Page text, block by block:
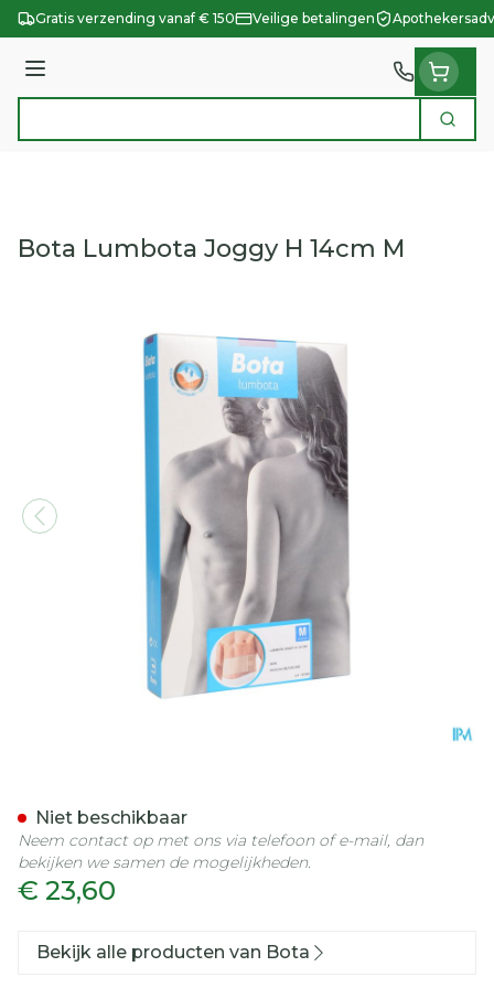
Ga naar de inhoud
Gratis verzending vanaf € 150 Veilige betalingen
Menu
Zoek
Bota Lumbota Joggy H 14cm M
€ 23,60
Niet beschikbaar
Neem contact op met ons via telefoon of e-mail, dan
bekijken we samen de mogelijkheden.
Bekijk alle producten van Bota